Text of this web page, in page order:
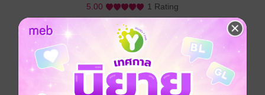
5.00 1 Rating
ติดตาม